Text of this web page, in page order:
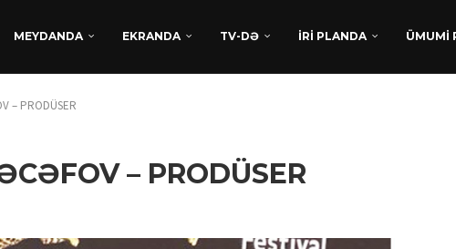
MEYDANDA EKRANDA TV-DƏ İRİ PLANDA ÜMUMİ
– PRODÜSER
– PRODÜSER